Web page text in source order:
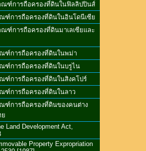
ณฑ์การถือครองที่ดินในฟิลลิปปินส์
ณฑ์การถือครองที่ดินในอินโดนีเซีย
ณฑ์การถือครองที่ดินมาเลเซียและ
ณฑ์การถือครองที่ดินในพม่า
ณฑ์การถือครองที่ดินในบรูไน
ณฑ์การถือครองที่ดินในสิงคโปร์
ณฑ์การถือครองที่ดินในลาว
ณฑ์การถือครองที่ดินของคนต่าง
ย
Land Development Act,
Property Expropriation